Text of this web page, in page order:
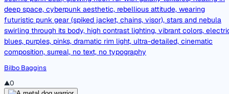
deep space, cyberpunk aesthetic, rebellious attitude, wearing
futuristic punk gear (spiked jacket, chains, visor), stars and nebula
swirling through its body, high contrast lighting, vibrant colors,
blues, purples, pinks, dramatic rim light, ultra-detailed, cinematic
composition, surreal, no text, no typography
Bilbo Baggins
▲0